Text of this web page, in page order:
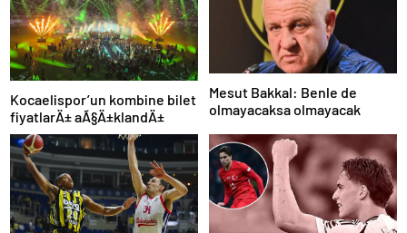
Kocaelispor’un kombine bilet
fiyatlarÄ± aÃ§Ä±klandÄ±
Mesut Bakkal: Benle de
olmayacaksa olmayacak